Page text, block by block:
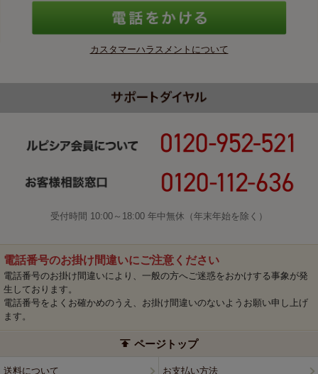
カスタマーハラスメントについて
受付時間 10:00～18:00 年中無休（年末年始を除く）
電話番号のお掛け間違いにご注意ください
電話番号のお掛け間違いにより、一般の方へご迷惑をおかけする事象が発
生しております。
電話番号をよくお確かめのうえ、お掛け間違いのないようお願い申し上げ
ます。
ページトップ
送料について お支払い方法